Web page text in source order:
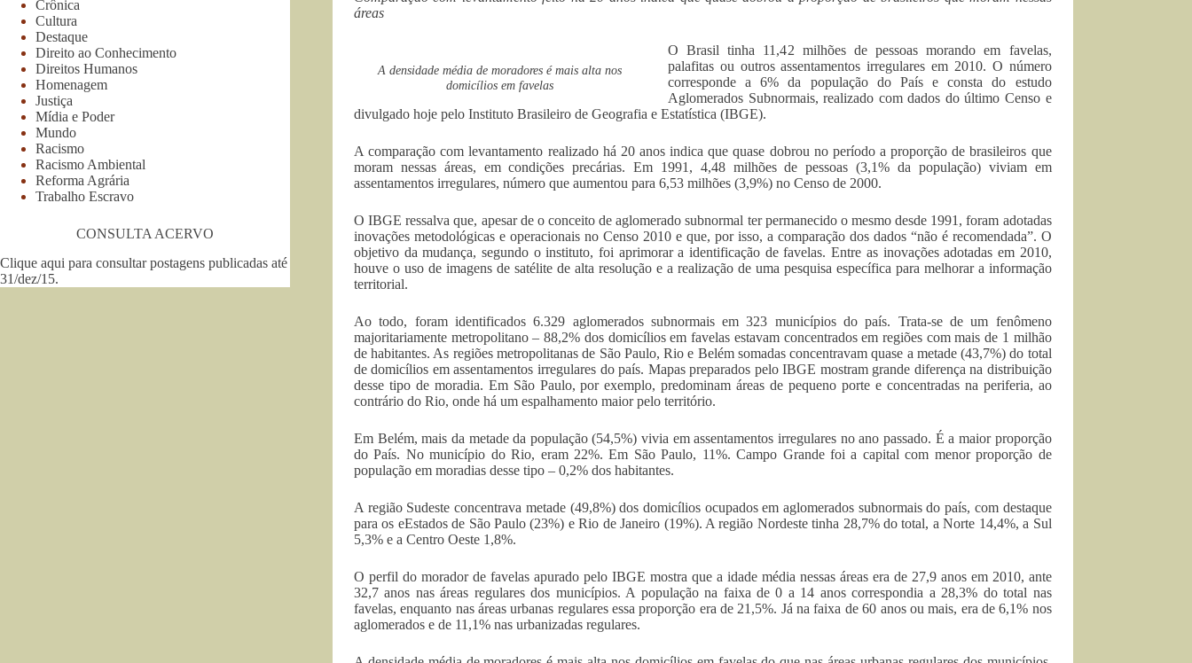
áreas
A densidade média de moradores é mais alta nos
domicílios em favelas
O Brasil tinha 11,42 milhões de pessoas morando em favelas,
palafitas ou outros assentamentos irregulares em 2010. O número
corresponde a 6% da população do País e consta do estudo
Aglomerados Subnormais, realizado com dados do último Censo e
divulgado hoje pelo Instituto Brasileiro de Geografia e Estatística (IBGE).
A comparação com levantamento realizado há 20 anos indica que quase dobrou no período a proporção de brasileiros que
moram nessas áreas, em condições precárias. Em 1991, 4,48 milhões de pessoas (3,1% da população) viviam em
assentamentos irregulares, número que aumentou para 6,53 milhões (3,9%) no Censo de 2000.
O IBGE ressalva que, apesar de o conceito de aglomerado subnormal ter permanecido o mesmo desde 1991, foram adotadas
inovações metodológicas e operacionais no Censo 2010 e que, por isso, a comparação dos dados “não é recomendada”. O
objetivo da mudança, segundo o instituto, foi aprimorar a identificação de favelas. Entre as inovações adotadas em 2010,
houve o uso de imagens de satélite de alta resolução e a realização de uma pesquisa específica para melhorar a informação
territorial.
Ao todo, foram identificados 6.329 aglomerados subnormais em 323 municípios do país. Trata-se de um fenômeno
majoritariamente metropolitano – 88,2% dos domicílios em favelas estavam concentrados em regiões com mais de 1 milhão
de habitantes. As regiões metropolitanas de São Paulo, Rio e Belém somadas concentravam quase a metade (43,7%) do total
de domicílios em assentamentos irregulares do país. Mapas preparados pelo IBGE mostram grande diferença na distribuição
desse tipo de moradia. Em São Paulo, por exemplo, predominam áreas de pequeno porte e concentradas na periferia, ao
contrário do Rio, onde há um espalhamento maior pelo território.
Em Belém, mais da metade da população (54,5%) vivia em assentamentos irregulares no ano passado. É a maior proporção
do País. No município do Rio, eram 22%. Em São Paulo, 11%. Campo Grande foi a capital com menor proporção de
população em moradias desse tipo – 0,2% dos habitantes.
A região Sudeste concentrava metade (49,8%) dos domicílios ocupados em aglomerados subnormais do país, com destaque
para os eEstados de São Paulo (23%) e Rio de Janeiro (19%). A região Nordeste tinha 28,7% do total, a Norte 14,4%, a Sul
5,3% e a Centro Oeste 1,8%.
O perfil do morador de favelas apurado pelo IBGE mostra que a idade média nessas áreas era de 27,9 anos em 2010, ante
32,7 anos nas áreas regulares dos municípios. A população na faixa de 0 a 14 anos correspondia a 28,3% do total nas
favelas, enquanto nas áreas urbanas regulares essa proporção era de 21,5%. Já na faixa de 60 anos ou mais, era de 6,1% nos
aglomerados e de 11,1% nas urbanizadas regulares.
Crônica
Cultura
Destaque
Direito ao Conhecimento
Direitos Humanos
Homenagem
Justiça
Mídia e Poder
Mundo
Racismo
Racismo Ambiental
Reforma Agrária
Trabalho Escravo
CONSULTA ACERVO
Clique aqui para consultar postagens publicadas até
31/dez/15.